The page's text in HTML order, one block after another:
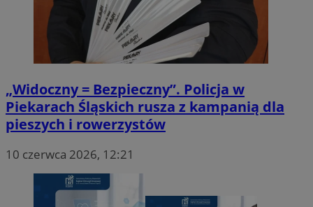
„Widoczny = Bezpieczny”. Policja w
Piekarach Śląskich rusza z kampanią dla
pieszych i rowerzystów
10 czerwca 2026, 12:21